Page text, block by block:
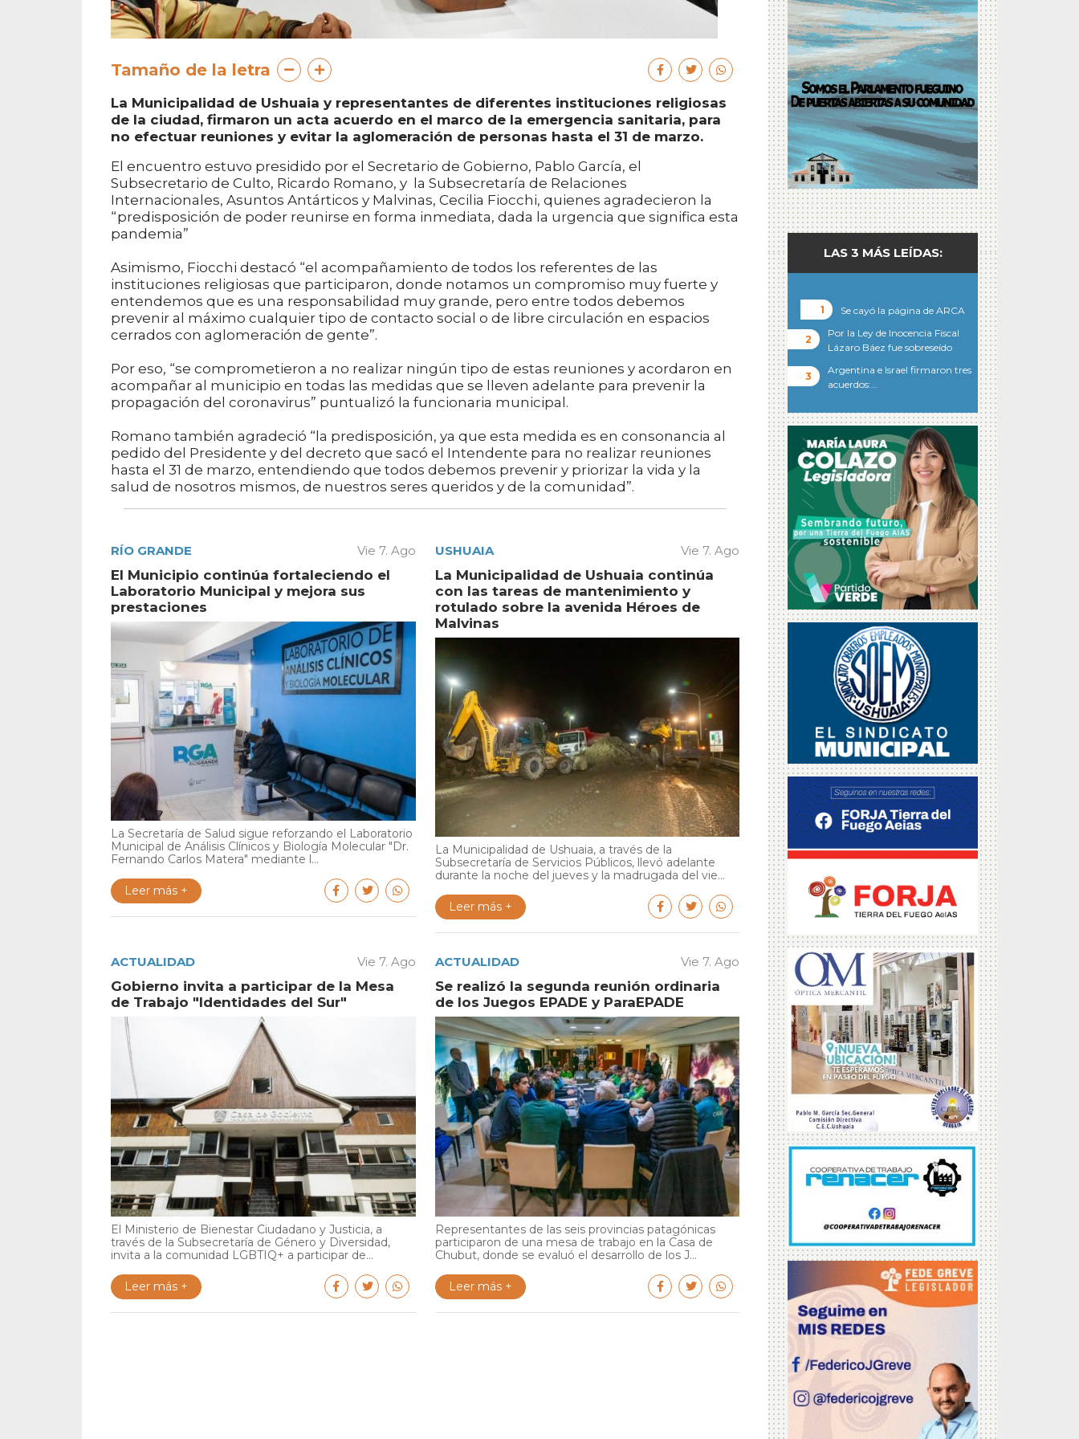
Tamaño de la letra
La Municipalidad de Ushuaia y representantes de diferentes instituciones religiosas
de la ciudad, firmaron un acta acuerdo en el marco de la emergencia sanitaria, para
no efectuar reuniones y evitar la aglomeración de personas hasta el 31 de marzo.
El encuentro estuvo presidido por el Secretario de Gobierno, Pablo García, el
Subsecretario de Culto, Ricardo Romano, y la Subsecretaría de Relaciones
Internacionales, Asuntos Antárticos y Malvinas, Cecilia Fiocchi, quienes agradecieron la
“predisposición de poder reunirse en forma inmediata, dada la urgencia que significa esta
pandemia”
Asimismo, Fiocchi destacó “el acompañamiento de todos los referentes de las
instituciones religiosas que participaron, donde notamos un compromiso muy fuerte y
entendemos que es una responsabilidad muy grande, pero entre todos debemos
prevenir al máximo cualquier tipo de contacto social o de libre circulación en espacios
cerrados con aglomeración de gente”.
Por eso, “se comprometieron a no realizar ningún tipo de estas reuniones y acordaron en
acompañar al municipio en todas las medidas que se lleven adelante para prevenir la
propagación del coronavirus” puntualizó la funcionaria municipal.
Romano también agradeció “la predisposición, ya que esta medida es en consonancia al
pedido del Presidente y del decreto que sacó el Intendente para no realizar reuniones
hasta el 31 de marzo, entendiendo que todos debemos prevenir y priorizar la vida y la
salud de nosotros mismos, de nuestros seres queridos y de la comunidad”.
RÍO GRANDE Vie 7. Ago
El Municipio continúa fortaleciendo el
Laboratorio Municipal y mejora sus
prestaciones
La Secretaría de Salud sigue reforzando el Laboratorio
Municipal de Análisis Clínicos y Biología Molecular "Dr.
Fernando Carlos Matera" mediante l...
Leer más +
USHUAIA Vie 7. Ago
La Municipalidad de Ushuaia continúa
con las tareas de mantenimiento y
rotulado sobre la avenida Héroes de
Malvinas
La Municipalidad de Ushuaia, a través de la
Subsecretaría de Servicios Públicos, llevó adelante
durante la noche del jueves y la madrugada del vie...
Leer más +
ACTUALIDAD Vie 7. Ago
Gobierno invita a participar de la Mesa
de Trabajo "Identidades del Sur"
El Ministerio de Bienestar Ciudadano y Justicia, a
través de la Subsecretaría de Género y Diversidad,
invita a la comunidad LGBTIQ+ a participar de...
Leer más +
ACTUALIDAD Vie 7. Ago
Se realizó la segunda reunión ordinaria
de los Juegos EPADE y ParaEPADE
Representantes de las seis provincias patagónicas
participaron de una mesa de trabajo en la Casa de
Chubut, donde se evaluó el desarrollo de los J...
Leer más +
LAS 3 MÁS LEÍDAS:
Se cayó la página de ARCA
Por la Ley de Inocencia Fiscal
Lázaro Báez fue sobreseído
Argentina e Israel firmaron tres
acuerdos:…